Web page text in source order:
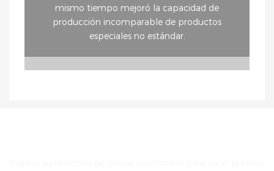
mismo tiempo mejoró la capacidad de
producción incomparable de productos
especiales no estándar.